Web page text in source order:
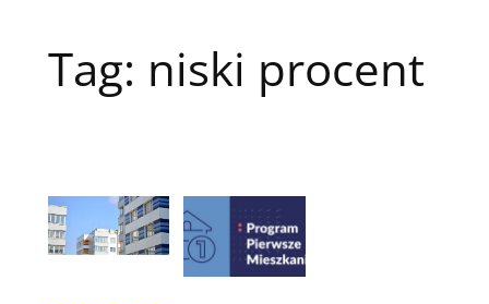
Tag: niski procent